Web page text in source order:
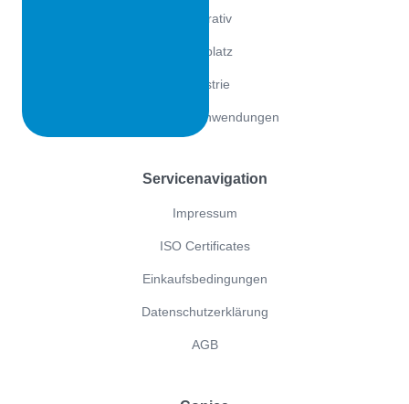
Dekorativ
Spielplatz
Industrie
Industrielle Anwendungen
Servicenavigation
Impressum
ISO Certificates
Einkaufsbedingungen
Datenschutzerklärung
AGB